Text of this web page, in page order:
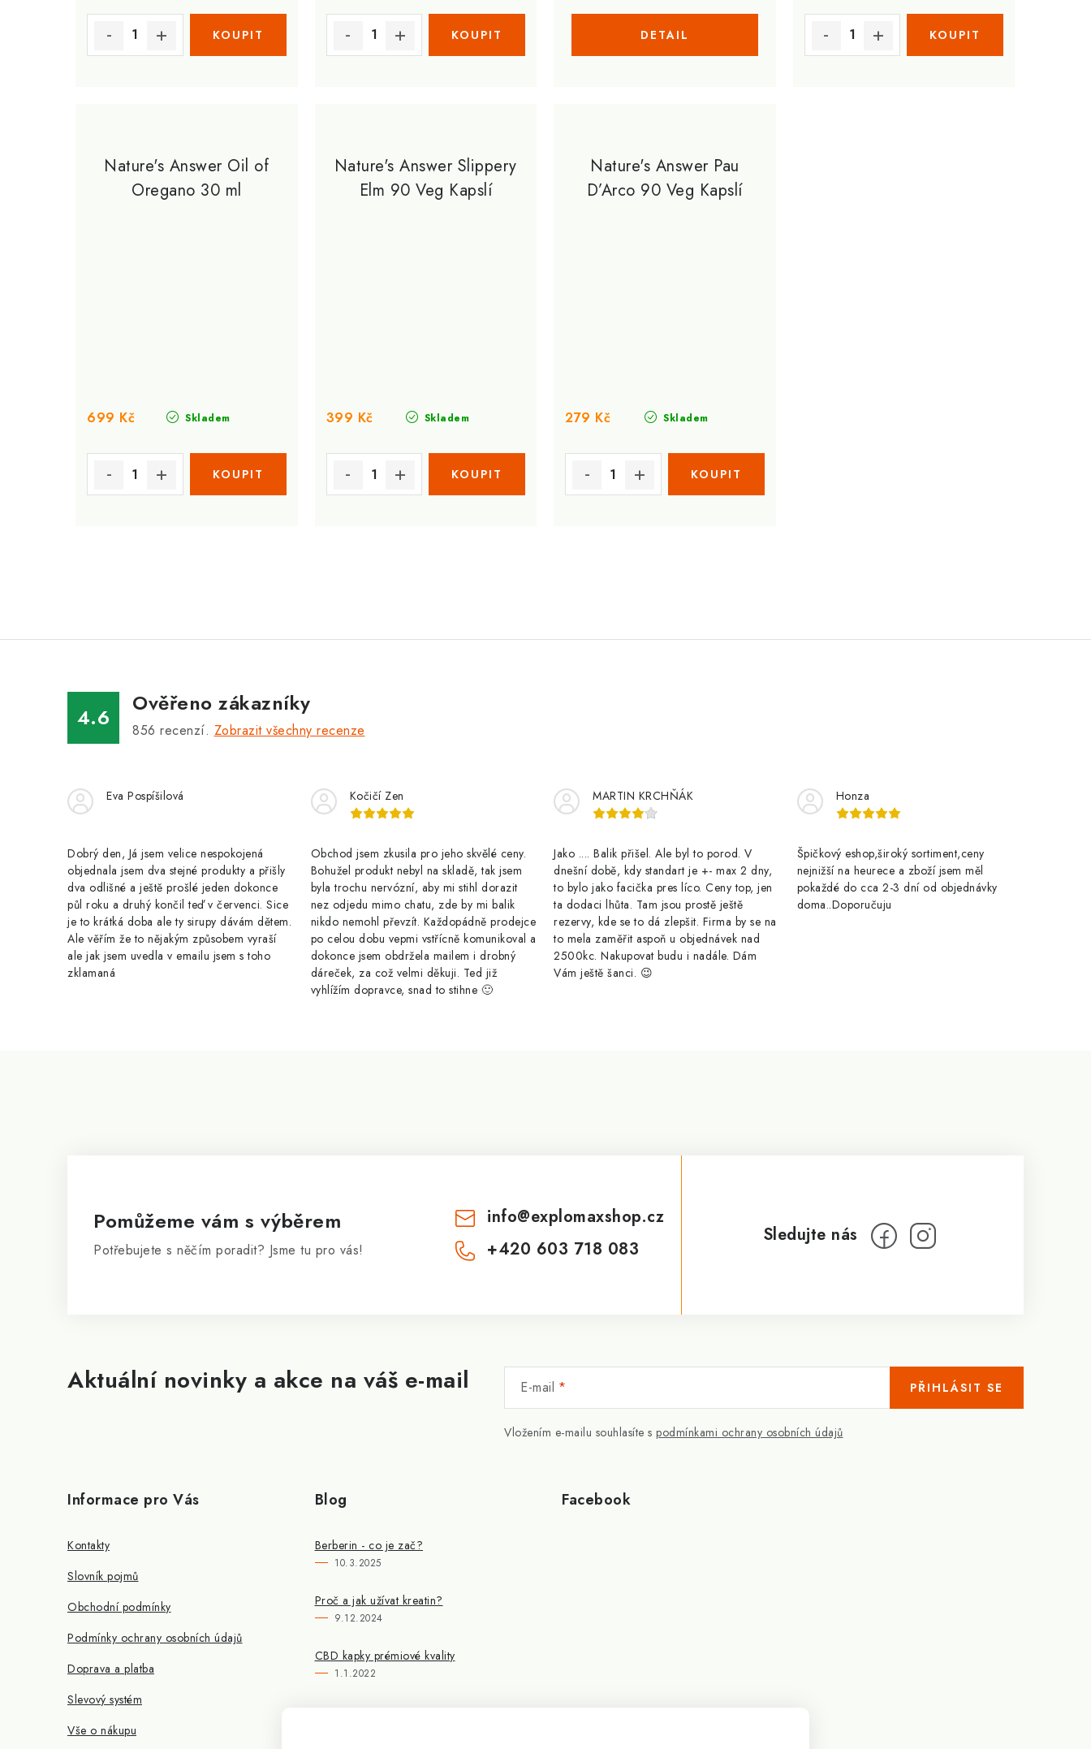
Nature's Answer Oil of
Oregano 30 ml
Skladem
699 Kč
Nature's Answer Slippery
Elm 90 Veg Kapslí
Skladem
399 Kč
Nature's Answer Pau
D’Arco 90 Veg Kapslí
Skladem
279 Kč
í
p
r
v
k
y
v
ý
4.6
Ověřeno zákazníky
856 recenzí. Zobrazit všechny recenze
Eva Pospíšilová
Dobrý den, Já jsem velice nespokojená
objednala jsem dva stejné produkty a přišly
dva odlišné a ještě prošlé jeden dokonce
půl roku a druhý končil teď v červenci. Sice
je to krátká doba ale ty sirupy dávám dětem.
Ale věřím že to nějakým způsobem vyraší
ale jak jsem uvedla v emailu jsem s toho
zklamaná
Kočičí Zen
Obchod jsem zkusila pro jeho skvělé ceny.
Bohužel produkt nebyl na skladě, tak jsem
byla trochu nervózní, aby mi stihl dorazit
nez odjedu mimo chatu, zde by mi balik
nikdo nemohl převzít. Každopádně prodejce
po celou dobu vepmi vstřícně komunikoval a
dokonce jsem obdržela mailem i drobný
dáreček, za což velmi děkuji. Ted již
vyhlížím dopravce, snad to stihne 🙂
MARTIN KRCHŇÁK
Jako .... Balik přišel. Ale byl to porod. V
dnešní době, kdy standart je +- max 2 dny,
to bylo jako facička pres líco. Ceny top, jen
ta dodaci lhůta. Tam jsou prostě ještě
rezervy, kde se to dá zlepšit. Firma by se na
to mela zaměřit aspoň u objednávek nad
2500kc. Nakupovat budu i nadále. Dám
Vám ještě šanci. 😉
Honza
Špičkový eshop,široký sortiment,ceny
nejnižší na heurece a zboží jsem měl
pokaždé do cca 2-3 dní od objednávky
doma..Doporučuju
Aktuální novinky a akce na váš e-mail E-mail
Vložením e-mailu souhlasíte s podmínkami ochrany osobních údajů
PŘIHLÁSIT SE
Pomůžeme vám s výběrem
Potřebujete s něčím poradit? Jsme tu pro vás!
info@explomaxshop.cz
+420 603 718 083
Informace pro Vás
Kontakty
Slovník pojmů
Obchodní podmínky
Podmínky ochrany osobních údajů
Doprava a platba
Slevový systém
Vše o nákupu
Blog
Berberin - co je zač?
10.3.2025
Proč a jak užívat kreatin?
9.12.2024
CBD kapky prémiové kvality
1.1.2022
Facebook